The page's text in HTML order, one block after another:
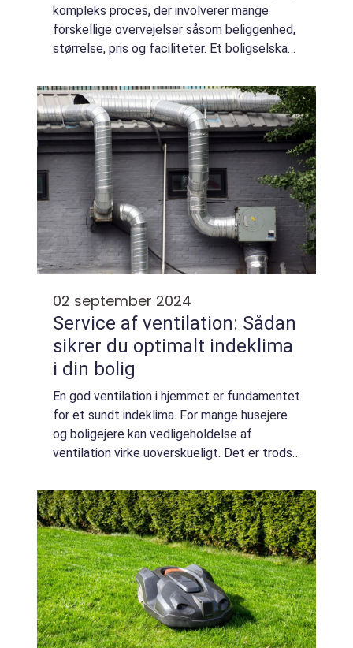
kompleks proces, der involverer mange
forskellige overvejelser såsom beliggenhed,
størrelse, pris og faciliteter. Et boligselskab i
lejeboli...
02 september 2024
Service af ventilation: Sådan
sikrer du optimalt indeklima
i din bolig
En god ventilation i hjemmet er fundamentet
for et sundt indeklima. For mange husejere
og boligejere kan vedligeholdelse af
ventilation virke uoverskueligt. Det er trods
Men vigtigheden af at holde ventilati...